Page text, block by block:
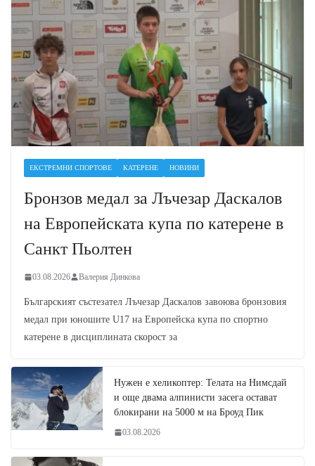
ЕКСТРЕМНИ СПОРТОВЕ КАТЕРЕНЕ НОВИНИ
Бронзов медал за Лъчезар Даскалов
на Европейската купа по катерене в
Санкт Пьолтен
03.08.2026 Валерия Динкова
Българският състезател Лъчезар Даскалов завоюва бронзовия
медал при юношите U17 на Европейска купа по спортно
катерене в дисциплината скорост за
Нужен е хеликоптер: Телата на Нимсдай
и още двама алпинисти засега остават
блокирани на 5000 м на Броуд Пик
03.08.2026